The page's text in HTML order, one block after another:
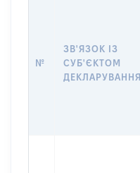
№
ЗВ'ЯЗОК ІЗ
СУБ'ЄКТОМ
ДЕКЛАРУВАННЯ